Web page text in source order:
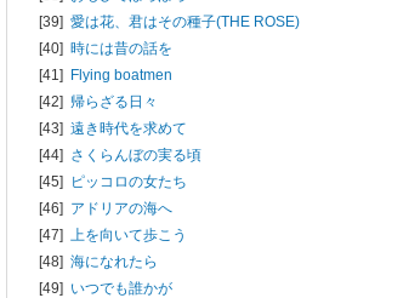
[39] 愛は花、君はその種子(THE ROSE)
[40] 時には昔の話を
[41] Flying boatmen
[42] 帰らざる日々
[43] 遠き時代を求めて
[44] さくらんぼの実る頃
[45] ピッコロの女たち
[46] アドリアの海へ
[47] 上を向いて歩こう
[48] 海になれたら
[49] いつでも誰かが